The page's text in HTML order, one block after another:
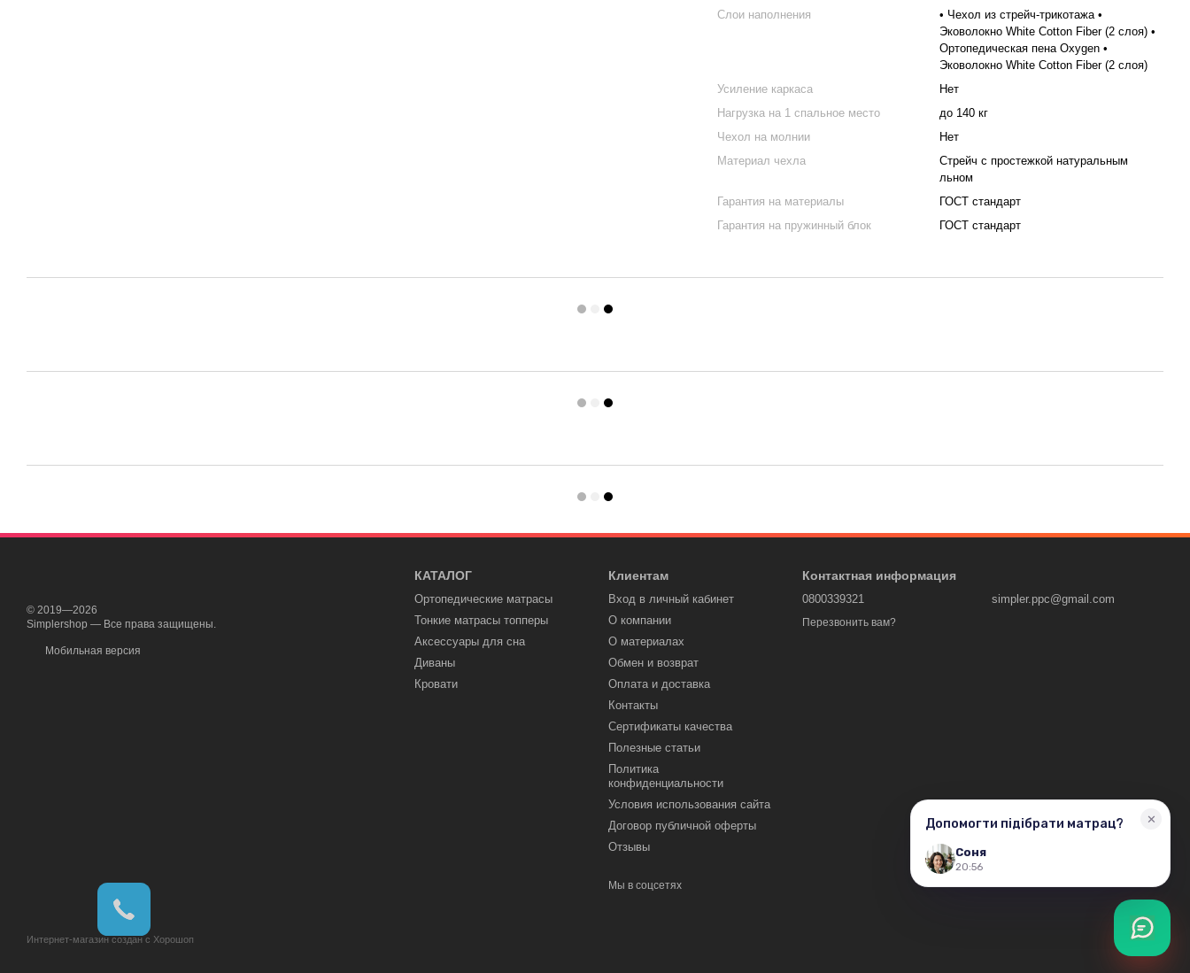
Слои наполнения
• Чехол из стрейч-трикотажа •
Эковолокно White Cotton Fiber (2 слоя) •
Ортопедическая пена Oxygen •
Эковолокно White Cotton Fiber (2 слоя)
Усиление каркаса
Нет
Нагрузка на 1 спальное место
до 140 кг
Чехол на молнии
Нет
Материал чехла
Стрейч с простежкой натуральным
льном
Гарантия на материалы
ГОСТ стандарт
Гарантия на пружинный блок
ГОСТ стандарт
© 2019—2026
Simplershop — Все права защищены.
Мобильная версия
Интернет-магазин создан с Хорошоп
КАТАЛОГ
Ортопедические матрасы
Тонкие матрасы топперы
Аксессуары для сна
Диваны
Кровати
Клиентам
Вход в личный кабинет
О компании
О материалах
Обмен и возврат
Оплата и доставка
Контакты
Сертификаты качества
Полезные статьи
Политика
конфиденциальности
Условия использования сайта
Договор публичной оферты
Отзывы
Мы в соцсетях
Контактная информация
0800339321
Перезвонить вам?
simpler.ppc@gmail.com